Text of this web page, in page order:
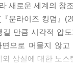
「웨스 앤더슨 :
드 부다페스트 호
열중한 츠바이크,
새로운 세계의 창
문라이즈 킹덤』
길 만큼 시각적
으로 머물지 않
상실에 대한 노